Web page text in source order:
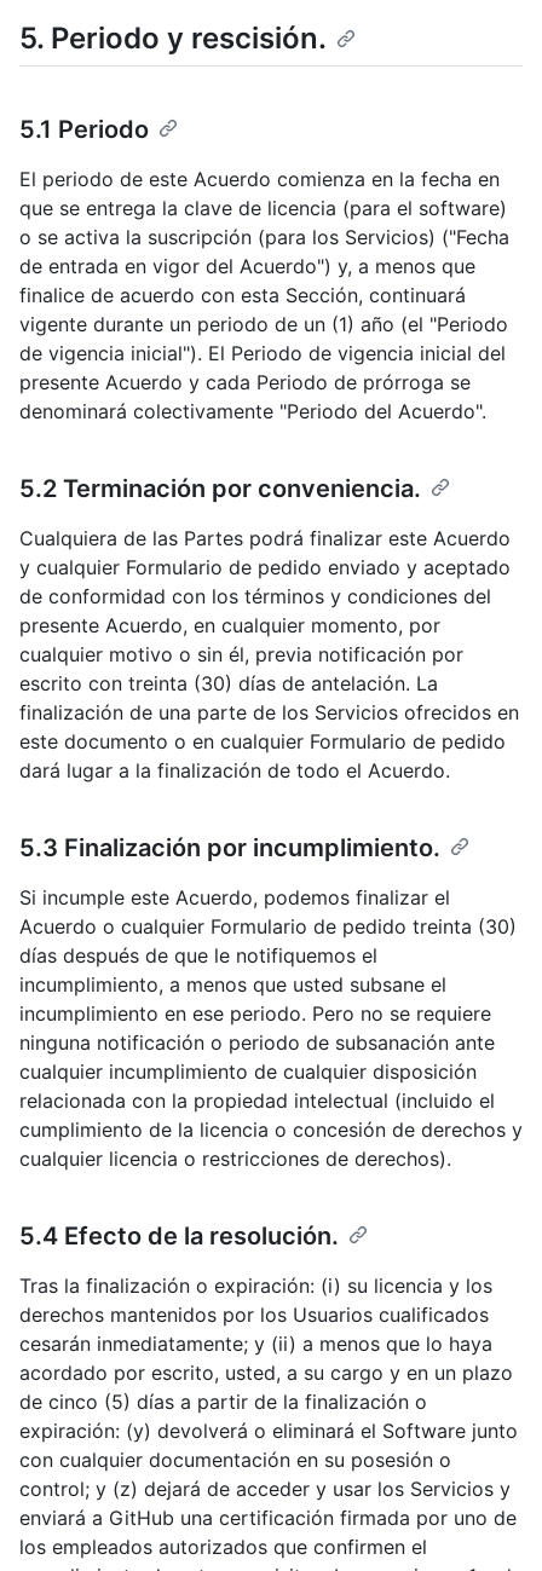
5. Periodo y rescisión.
5.1 Periodo
El periodo de este Acuerdo comienza en la fecha en
que se entrega la clave de licencia (para el software)
o se activa la suscripción (para los Servicios) ("Fecha
de entrada en vigor del Acuerdo") y, a menos que
finalice de acuerdo con esta Sección, continuará
vigente durante un periodo de un (1) año (el "Periodo
de vigencia inicial"). El Periodo de vigencia inicial del
presente Acuerdo y cada Periodo de prórroga se
denominará colectivamente "Periodo del Acuerdo".
5.2 Terminación por conveniencia.
Cualquiera de las Partes podrá finalizar este Acuerdo
y cualquier Formulario de pedido enviado y aceptado
de conformidad con los términos y condiciones del
presente Acuerdo, en cualquier momento, por
cualquier motivo o sin él, previa notificación por
escrito con treinta (30) días de antelación. La
finalización de una parte de los Servicios ofrecidos en
este documento o en cualquier Formulario de pedido
dará lugar a la finalización de todo el Acuerdo.
5.3 Finalización por incumplimiento.
Si incumple este Acuerdo, podemos finalizar el
Acuerdo o cualquier Formulario de pedido treinta (30)
días después de que le notifiquemos el
incumplimiento, a menos que usted subsane el
incumplimiento en ese periodo. Pero no se requiere
ninguna notificación o periodo de subsanación ante
cualquier incumplimiento de cualquier disposición
relacionada con la propiedad intelectual (incluido el
cumplimiento de la licencia o concesión de derechos y
cualquier licencia o restricciones de derechos).
5.4 Efecto de la resolución.
Tras la finalización o expiración: (i) su licencia y los
derechos mantenidos por los Usuarios cualificados
cesarán inmediatamente; y (ii) a menos que lo haya
acordado por escrito, usted, a su cargo y en un plazo
de cinco (5) días a partir de la finalización o
expiración: (y) devolverá o eliminará el Software junto
con cualquier documentación en su posesión o
control; y (z) dejará de acceder y usar los Servicios y
enviará a GitHub una certificación firmada por uno de
los empleados autorizados que confirmen el